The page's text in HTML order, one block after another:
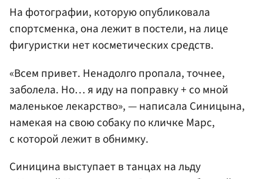
На фотографии, которую опубликовала
спортсменка, она лежит в постели, на лице
фигуристки нет косметических средств.
«Всем привет. Ненадолго пропала, точнее,
заболела. Но… я иду на поправку + со мной
маленькое лекарство», — написала Синицына,
намекая на свою собаку по кличке Марс,
с которой лежит в обнимку.
Синицина выступает в танцах на льду